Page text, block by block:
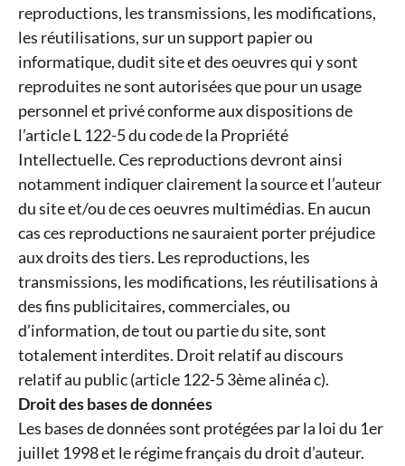
reproductions, les transmissions, les modifications,
les réutilisations, sur un support papier ou
informatique, dudit site et des oeuvres qui y sont
reproduites ne sont autorisées que pour un usage
personnel et privé conforme aux dispositions de
l’article L 122-5 du code de la Propriété
Intellectuelle. Ces reproductions devront ainsi
notamment indiquer clairement la source et l’auteur
du site et/ou de ces oeuvres multimédias. En aucun
cas ces reproductions ne sauraient porter préjudice
aux droits des tiers. Les reproductions, les
transmissions, les modifications, les réutilisations à
des fins publicitaires, commerciales, ou
d’information, de tout ou partie du site, sont
totalement interdites. Droit relatif au discours
relatif au public (article 122-5 3ème alinéa c).
Droit des bases de données
Les bases de données sont protégées par la loi du 1er
juillet 1998 et le régime français du droit d’auteur.